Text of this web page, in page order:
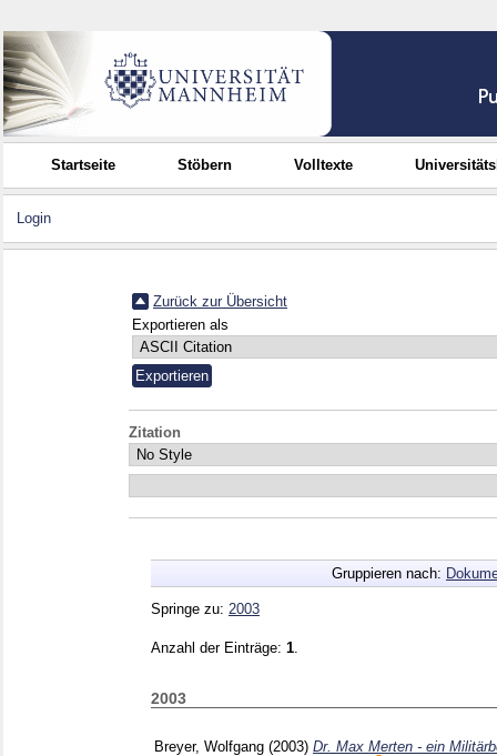
Startseite Stöbern Volltexte
Login
Zurück zur Übersicht
Exportieren als
Zitation
Gruppieren nach:
Springe zu: 2003
Anzahl der Einträge: 1
2003
Breyer, Wolfgang (2003) Dr. Max Merten - ein